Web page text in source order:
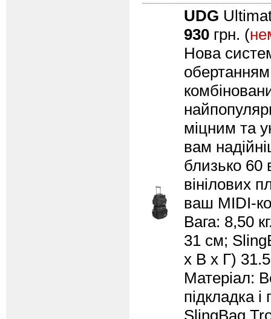
UDG
930 грн. (
Нова
міцним та
вам
близько 60
вінілових
ваш MIDI-
Вага: 8,50
31 см;
х В х Г)
Матеріал:
підкладка